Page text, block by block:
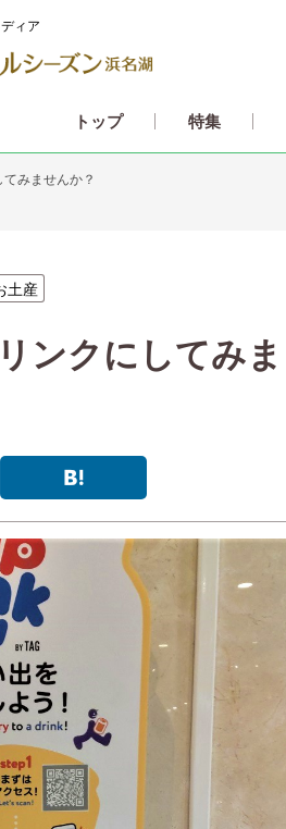
ィア
トップ 特集
みませんか？
土産
ンクにしてみま